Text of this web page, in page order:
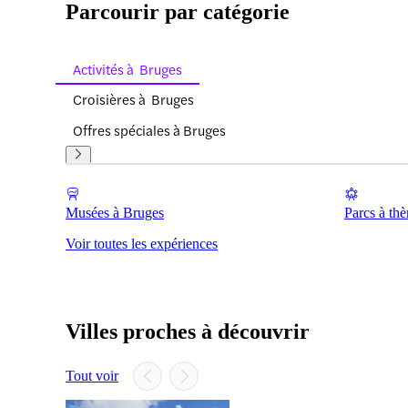
Parcourir par catégorie
Activités à Bruges
Croisières à Bruges
Offres spéciales à Bruges
Musées à Bruges Parcs à
Voir toutes les expériences
Villes proches à découvrir
Tout voir